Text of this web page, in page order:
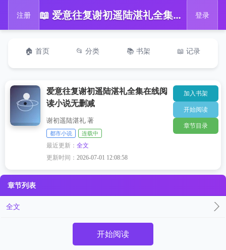
注册 📖 爱意往复谢初遥陆湛礼全集在线阅读小说无删减 登录
🏠 首页 📂 分类 📚 书架 📖 记录
爱意往复谢初遥陆湛礼全集在线阅
读小说无删减
谢初遥陆湛礼 著
都市小说 连载中
最近更新：全文
更新时间：2026-07-01 12:08:58
加入书架
开始阅读
章节目录
章节列表
全文
开始阅读